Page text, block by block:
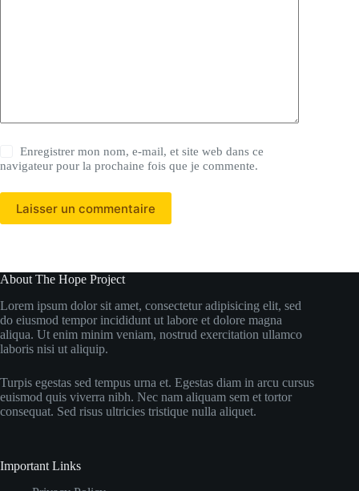
Enregistrer mon nom, e-mail, et site web dans ce
navigateur pour la prochaine fois que je commente.
Laisser un commentaire
About The Hope Project
Lorem ipsum dolor sit amet, consectetur adipisicing elit, sed
do eiusmod tempor incididunt ut labore et dolore magna
aliqua. Ut enim minim veniam, nostrud exercitation ullamco
laboris nisi ut aliquip.
Turpis egestas sed tempus urna et. Egestas diam in arcu cursus
euismod quis viverra nibh. Nec nam aliquam sem et tortor
consequat. Sed risus ultricies tristique nulla aliquet.
Important Links